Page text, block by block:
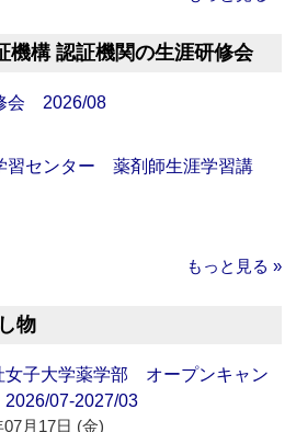
機構 認証機関の生涯研修会
会 2026/08
習センター 薬剤師生涯学習講
もっと見る »
物
女子大学薬学部 オープンキャン
07-2027/03
07月17日 (金)